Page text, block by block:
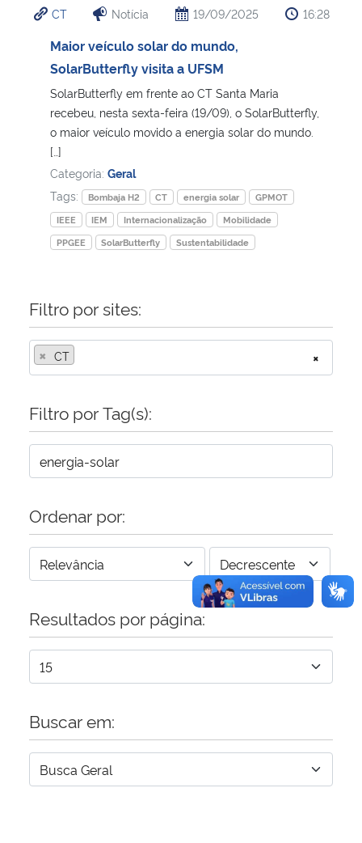
Ministério da Cidadania
Ministério de Minas e Energia
Ministério da Ciência, Tecnologia, Inovações e Comunicações
Ministério do Meio Ambiente
Ministério do Turismo
Controladoria-Geral da União
Ministério da Mulher, da Família e dos Direitos Humanos
Secretaria de Governo
Advocacia-Geral da União
Banco Central do Brasil
Planalto
CT Notícia 19/09/2025 16:28
Maior veículo solar do mundo,
SolarButterfly visita a UFSM
SolarButterfly em frente ao CT Santa Maria
recebeu, nesta sexta-feira (19/09), o SolarButterfly,
o maior veículo movido a energia solar do mundo.
[…]
Categoria: Geral
Tags:
Bombaja H2 CT energia solar
GPMOT
IEEE
IEM Internacionalização
Mobilidade
PPGEE
SolarButterfly Sustentabilidade
Filtro por sites:
×
× CT
Filtro por Tag(s):
Ordenar por:
Resultados por página:
Buscar em: